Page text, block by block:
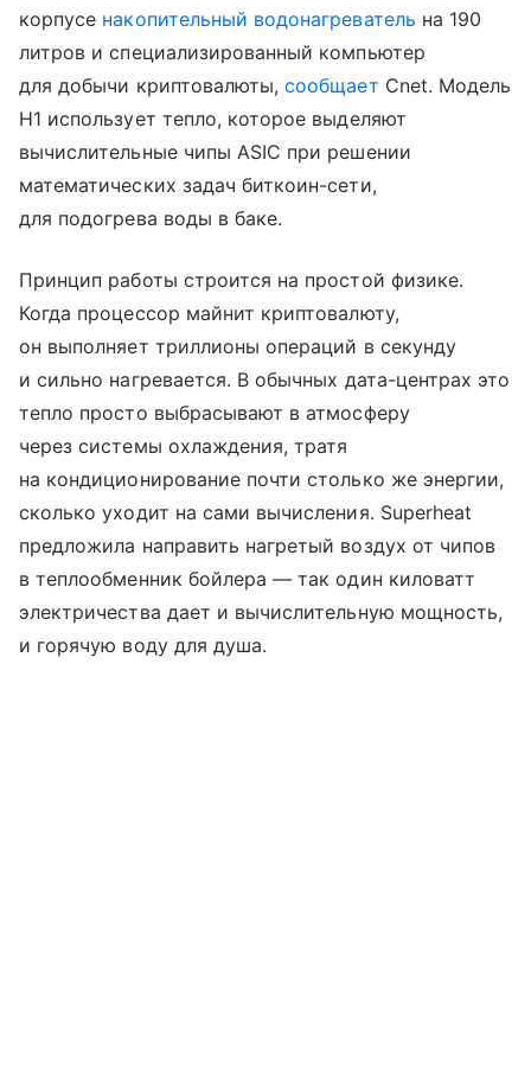
корпусе накопительный водонагреватель на 190
литров и специализированный компьютер
для добычи криптовалюты,сообщает Cnet. Модель
H1 использует тепло, которое выделяют
вычислительные чипы ASIC при решении
математических задач биткоин-сети,
для подогрева воды в баке.
Принцип работы строится на простой физике.
Когда процессор майнит криптовалюту,
он выполняет триллионы операций в секунду
и сильно нагревается. В обычных дата-центрах это
тепло просто выбрасывают в атмосферу
через системы охлаждения, тратя
на кондиционирование почти столько же энергии,
сколько уходит на сами вычисления. Superheat
предложила направить нагретый воздух от чипов
в теплообменник бойлера — так один киловатт
электричества дает и вычислительную мощность,
и горячую воду для душа.